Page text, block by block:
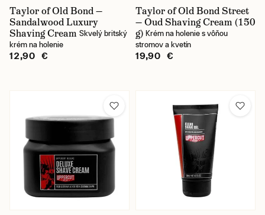
Taylor of Old Bond —
Sandalwood Luxury
Shaving Cream Skvelý britský
krém na holenie
12,90 €
Taylor of Old Bond Street
— Oud Shaving Cream (150
g) Krém na holenie s vôňou
stromov a kvetín
19,90 €